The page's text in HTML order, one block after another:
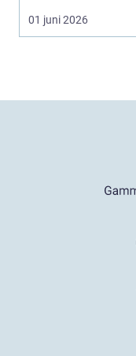
stort, prise...
01 juni 2026